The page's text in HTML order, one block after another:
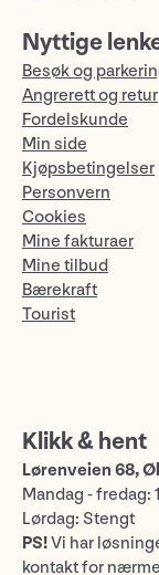
Nyttige
Besøk og
Angrerett og retur
Fordelskunde
Min side
Kjøpsbetingelser
Personvern
Cookies
Mine fakturaer
Mine tilbud
Bærekraft
Tourist
Klikk & hent
Lørenveien 68,
Mandag - fredag:
Lørdag: Stengt
PS!Vi har
kontakt for